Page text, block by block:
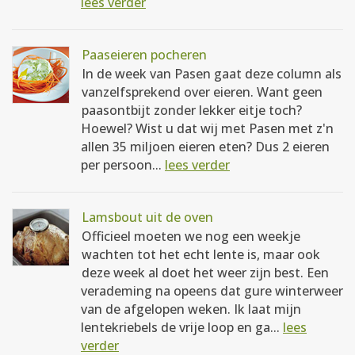
Paaseieren pocheren
In de week van Pasen gaat deze column als
vanzelfsprekend over eieren. Want geen
paasontbijt zonder lekker eitje toch?
Hoewel? Wist u dat wij met Pasen met z'n
allen 35 miljoen eieren eten? Dus 2 eieren
per persoon... lees verder
Lamsbout uit de oven
Officieel moeten we nog een weekje
wachten tot het echt lente is, maar ook
deze week al doet het weer zijn best. Een
verademing na opeens dat gure winterweer
van de afgelopen weken. Ik laat mijn
lentekriebels de vrije loop en ga... lees
verder